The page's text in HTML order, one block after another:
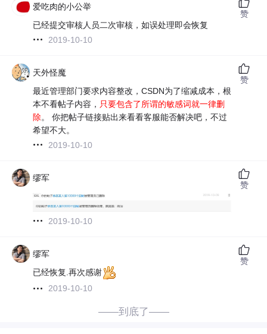
爱吃肉的小公举
已经提交审核人员二次审核，如误处理即会恢复
2019-10-10
赞
天外怪魔
最近管理部门要求内容整改，CSDN为了缩减成本，根
本不看帖子内容， 只要包含了所谓的敏感词就一律删
除。 你把帖子链接贴出来看看客服能否解决吧，不过
希望不大。
2019-10-10
赞
缪军
2019-10-10
赞
缪军
已经恢复.再次感谢
2019-10-10
赞
——到底了——